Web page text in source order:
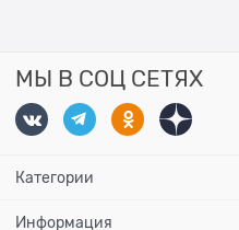
МЫ В СОЦ СЕТЯХ
Категории
Информация